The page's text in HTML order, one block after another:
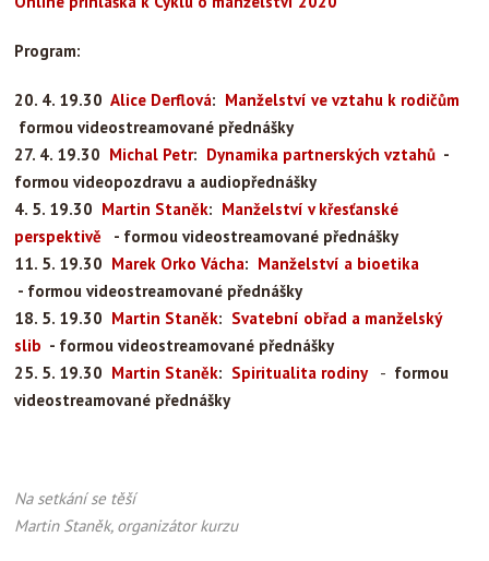
Program:
20. 4. 19.30 Alice Derflová: Manželství ve vztahu k rodičům
formou videostreamované přednášky
27. 4. 19.30 Michal Petr: Dynamika partnerských vztahů -
formou videopozdravu a audiopřednášky
4. 5. 19.30 Martin Staněk: Manželství v křesťanské
perspektivě - formou videostreamované přednášky
11. 5. 19.30 Marek Orko Vácha: Manželství a bioetika
- formou videostreamované přednášky
18. 5. 19.30 Martin Staněk: Svatební obřad a manželský
slib - formou videostreamované přednášky
25. 5. 19.30 Martin Staněk: Spiritualita rodiny- formou
videostreamované přednášky
Na setkání se těší
Martin Staněk, organizátor kurzu